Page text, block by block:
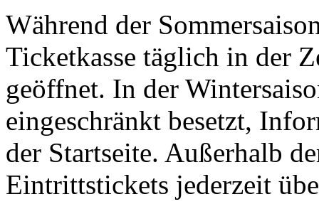
Während der
Ticketkasse täglich in der
geöffnet. In der
eingeschränkt besetzt,
der Startseite. Außerhalb
Eintrittstickets jederzeit